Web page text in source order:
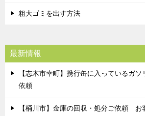
粗大ゴミを出す方法
最新情報
【志木市幸町】携行缶に入っているガ
依頼
【桶川市】金庫の回収・処分ご依頼 お